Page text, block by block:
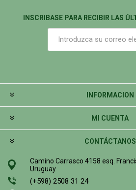
INSCRIBASE PARA RECIBIR LAS
INFORMACION
MI CUENTA
CONTÁCTANOS
Camino Carrasco 4158 esq.
Uruguay
(+598) 2508 31 24